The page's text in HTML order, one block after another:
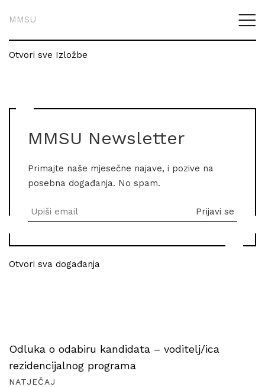
MMSU
Otvori sve Izložbe
MMSU Newsletter
Primajte naše mjesečne najave, i pozive na
posebna događanja. No spam.
Otvori sva događanja
Odluka o odabiru kandidata – voditelj/ica
rezidencijalnog programa
NATJEČAJ